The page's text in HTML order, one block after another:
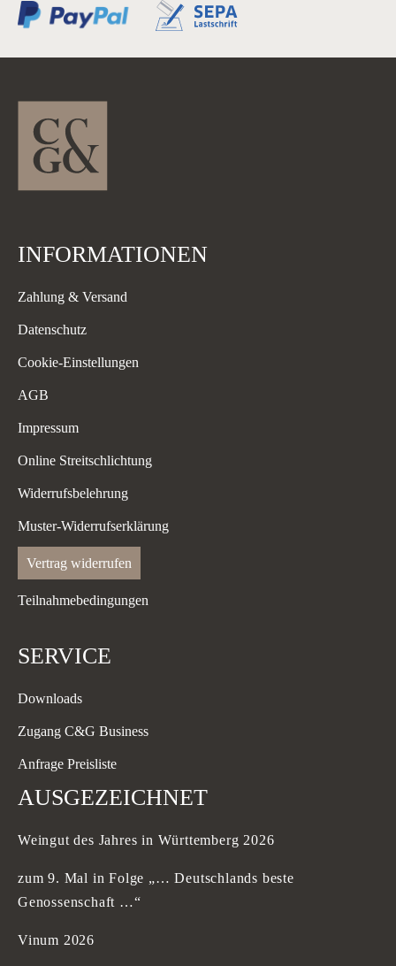
INFORMATIONEN
Zahlung & Versand
Datenschutz
Cookie-Einstellungen
AGB
Impressum
Online Streitschlichtung
Widerrufsbelehrung
Muster-Widerrufserklärung
Vertrag widerrufen
Teilnahmebedingungen
SERVICE
Downloads
Zugang C&G Business
Anfrage Preisliste
AUSGEZEICHNET
Weingut des Jahres in Württemberg 2026
zum 9. Mal in Folge „… Deutschlands beste
Genossenschaft …“
Vinum 2026